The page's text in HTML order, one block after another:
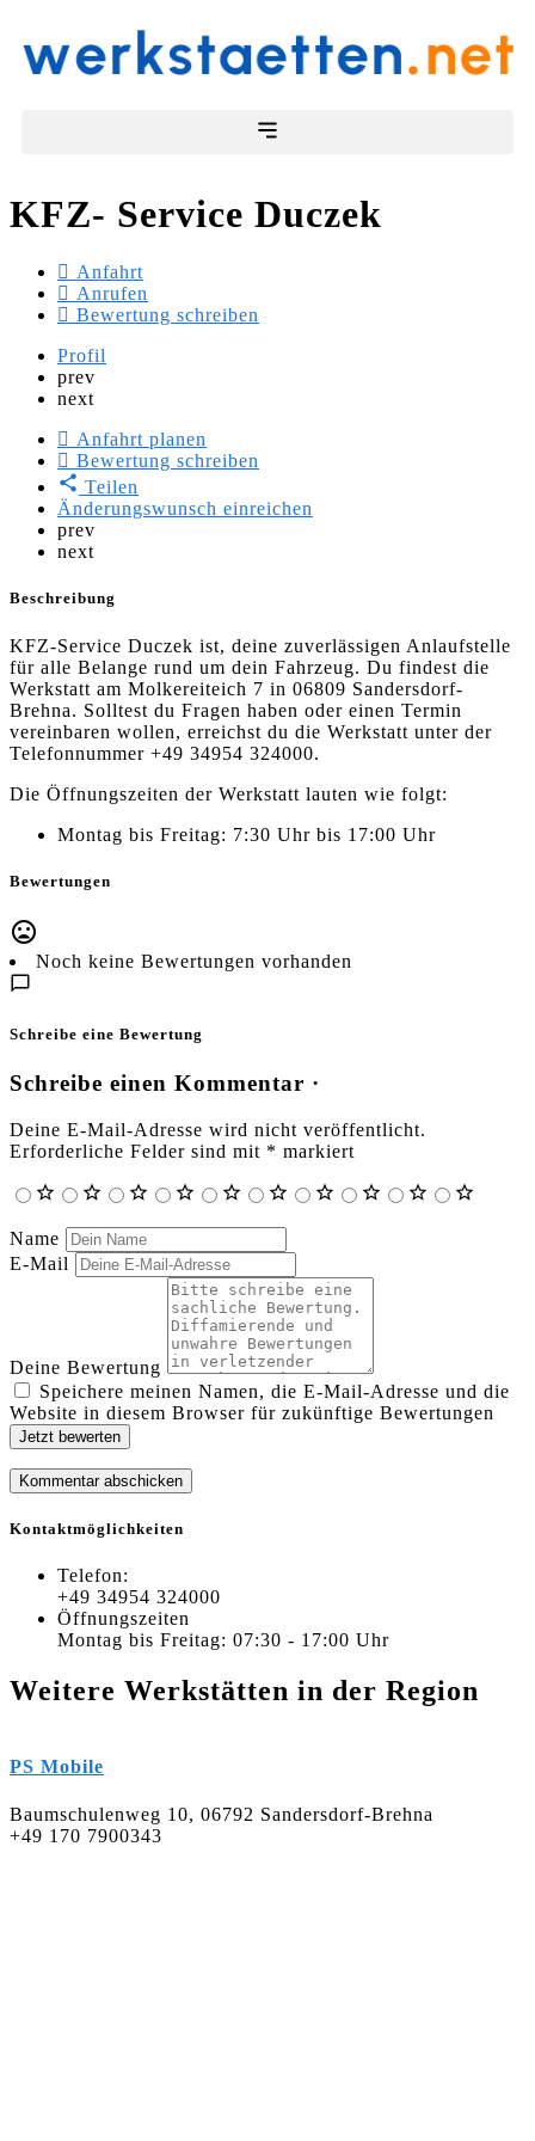
KFZ- Service Duczek
Anfahrt
Anrufen
Bewertung schreiben
Profil
prev
next
Anfahrt planen
Bewertung schreiben
Teilen
Änderungswunsch einreichen
prev
next
Beschreibung
KFZ-Service Duczek ist, deine zuverlässigen Anlaufstelle
für alle Belange rund um dein Fahrzeug. Du findest die
Werkstatt am Molkereiteich 7 in 06809 Sandersdorf-
Brehna. Solltest du Fragen haben oder einen Termin
vereinbaren wollen, erreichst du die Werkstatt unter der
Telefonnummer +49 34954 324000.
Die Öffnungszeiten der Werkstatt lauten wie folgt:
Montag bis Freitag: 7:30 Uhr bis 17:00 Uhr
Bewertungen
Noch keine Bewertungen vorhanden
Schreibe eine Bewertung
Schreibe einen Kommentar ·
Deine E-Mail-Adresse wird nicht veröffentlicht.
Erforderliche Felder sind mit * markiert
Name
E-Mail
Deine Bewertung
Speichere meinen Namen, die E-Mail-Adresse und die
Website in diesem Browser für zukünftige Bewertungen
Jetzt bewerten
Kontaktmöglichkeiten
Telefon:
+49 34954 324000
Öffnungszeiten
Montag bis Freitag: 07:30 - 17:00 Uhr
Weitere Werkstätten in der Region
PS Mobile
Baumschulenweg 10, 06792 Sandersdorf-Brehna
+49 170 7900343